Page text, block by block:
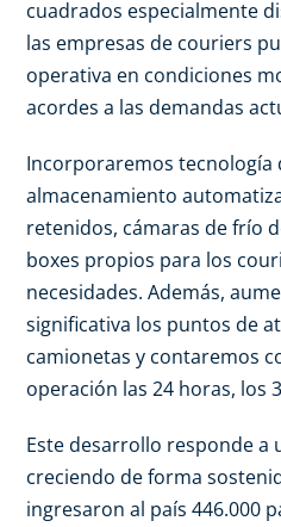
cuadrados especialmente
las empresas de couriers
operativa en condiciones
acordes a las demandas
Incorporaremos tecnología
almacenamiento
retenidos, cámaras de frío
boxes propios para los
necesidades. Además,
significativa los puntos de
camionetas y contaremos
operación las 24 horas, los
Este desarrollo responde a
creciendo de forma
ingresaron al país 446.000